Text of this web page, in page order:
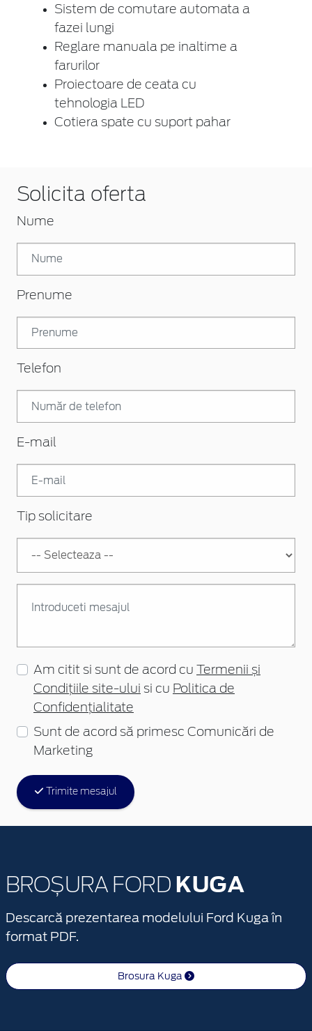
Sistem de comutare automata a
fazei lungi
Reglare manuala pe inaltime a
farurilor
Proiectoare de ceata cu
tehnologia LED
Cotiera spate cu suport pahar
Solicita oferta
Nume
Prenume
Telefon
E-mail
Tip solicitare
Am citit si sunt de acord cu
Termenii și
Condițiile site-ului si cu Politica de
Confidențialitate
Sunt de acord să primesc Comunicări de
Marketing
Trimite mesajul
BROȘURA FORD KUGA
Descarcă prezentarea modelului Ford Kuga în
format PDF.
Brosura Kuga